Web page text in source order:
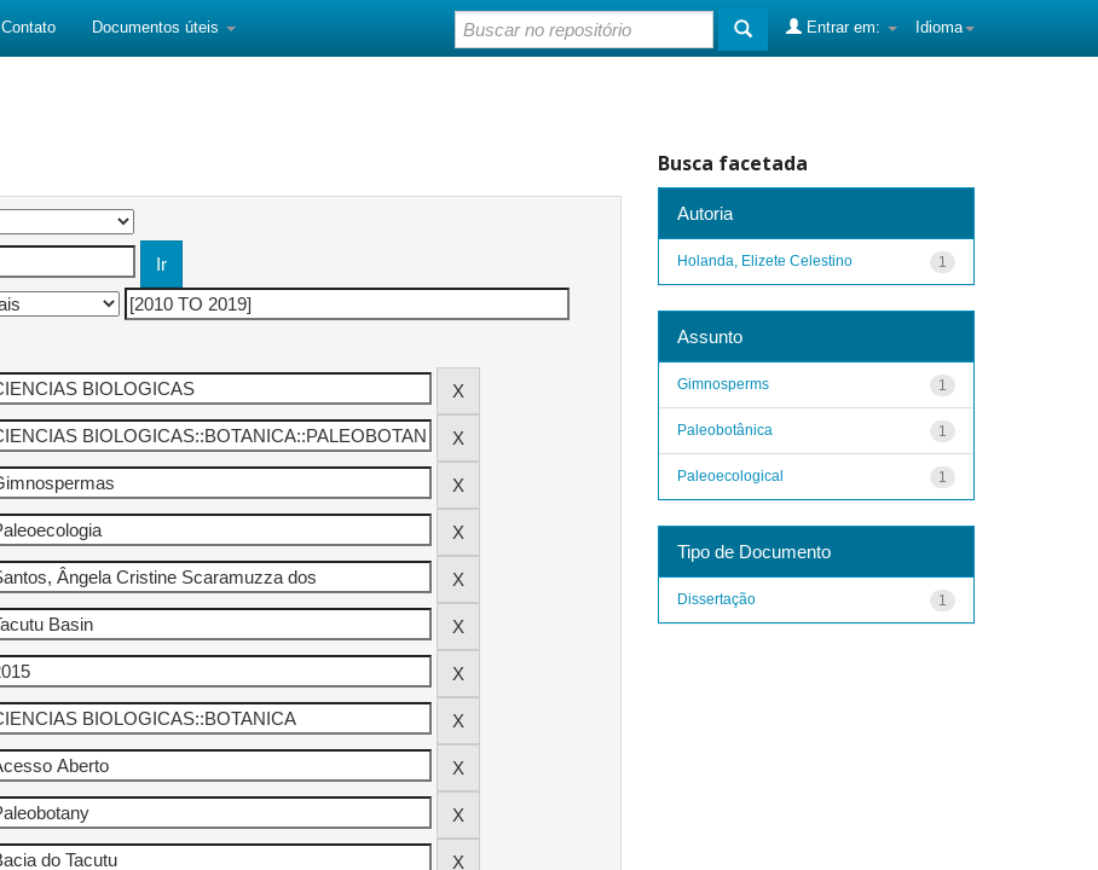
Contato Documentos úteis Idioma
Entrar em:
Busca facetada
Autoria
1
Holanda, Elizete Celestino
Assunto
1
Gimnosperms
1
Paleobotânica
1
Paleoecological
Tipo de Documento
1
Dissertação